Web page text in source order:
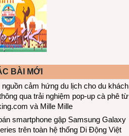
BÀI MỚI
nguồn cảm hứng du lịch cho du khách
qua trải nghiệm pop-up cà phê từ
và Mille Mille
smartphone gập Samsung Galaxy
trên toàn hệ thống Di Động Việt